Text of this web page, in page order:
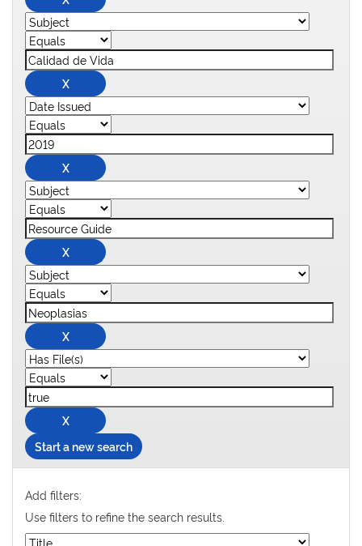
Start a new search
Add filters:
Use filters to refine the search results.